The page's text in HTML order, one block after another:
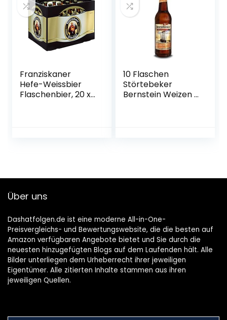
Franziskaner
Hefe-Weissbier
Flaschenbier, 20 x
10 Flaschen
Störtebeker
Bernstein Weizen a
Über uns
Dashatfolgen.de ist eine moderne All-in-One-
Preisvergleichs- und Bewertungswebsite, die die besten auf
Amazon verfügbaren Angebote bietet und Sie durch die
neuesten hinzugefügten Blogs auf dem Laufenden hält. Alle
Bilder unterliegen dem Urheberrecht ihrer jeweiligen
Eigentümer. Alle zitierten Inhalte stammen aus ihren
jeweiligen Quellen.